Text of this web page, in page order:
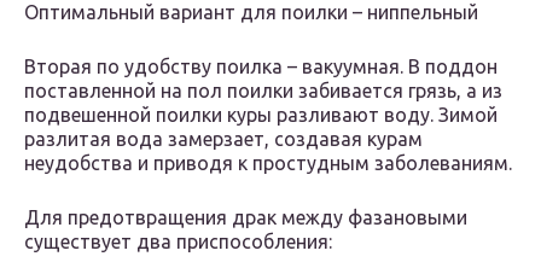
Оптимальный вариант для поилки – ниппельный
Вторая по удобству поилка – вакуумная. В поддон
поставленной на пол поилки забивается грязь, а из
подвешенной поилки куры разливают воду. Зимой
разлитая вода замерзает, создавая курам
неудобства и приводя к простудным заболеваниям.
Для предотвращения драк между фазановыми
существует два приспособления: